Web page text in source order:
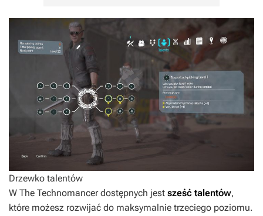
Drzewko talentów
W The Technomancerdostępnych jest sześć talentów,
które możesz rozwijać do maksymalnie trzeciego poziomu.